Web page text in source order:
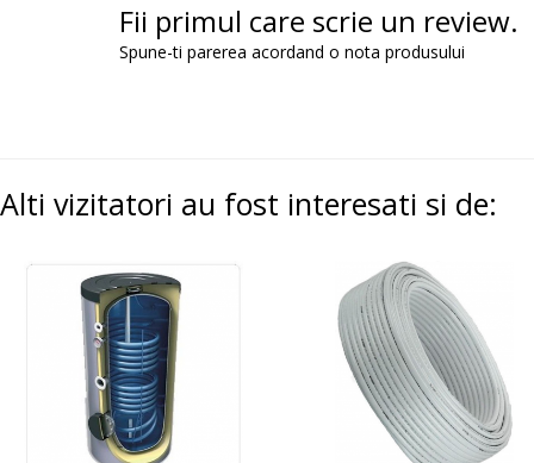
Fii primul care scrie un review.
Spune-ti parerea acordand o nota produsului
Alti vizitatori au fost interesati si de: